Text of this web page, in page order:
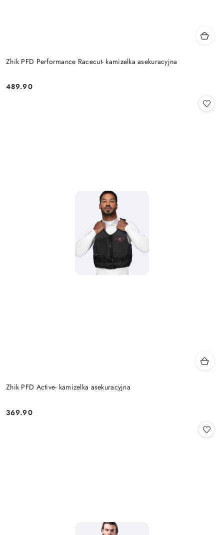
Zhik PFD Performance Racecut- kamizelka asekuracyjna
Cena:
489.90
Zhik PFD Active- kamizelka asekuracyjna
Cena:
369.90